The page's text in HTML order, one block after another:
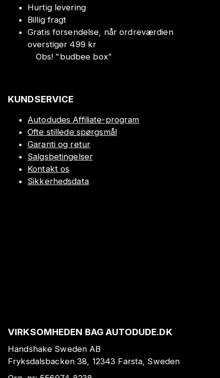
Hurtig levering
Billig fragt
Gratis forsendelse, når ordreværdien
overstiger 499 kr
Obs! "budbee box"
KUNDSERVICE
Autodudes Affiliate-program
Ofte stillede spørgsmål
Garanti og retur
Salgsbetingelser
Kontakt os
Sikkerhedsdata
VIRKSOMHEDEN BAG AUTODUDE.DK
Handshake Sweden AB
Fryksdalsbacken 38, 12343 Farsta, Sweden